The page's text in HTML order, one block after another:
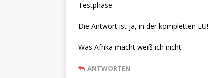
Testphase.
Die Antwort ist ja, in der kompletten EU!
Was Afrika macht weiß ich nicht…
ANTWORTEN